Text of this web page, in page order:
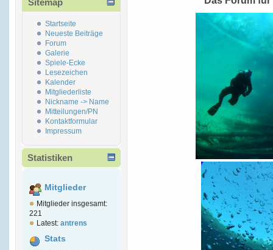
Sitemap
Startseite
Neueste Beiträge
Forum
Galerie
Spiele-Ecke
Lesezeichen
Kalender
Mitgliederliste
Nickname -> Name
Mitteilungen/PN
Kontaktformular
Impressum
Statistiken
Mitglieder
Mitglieder insgesamt:
221
Latest: antrens
Stats